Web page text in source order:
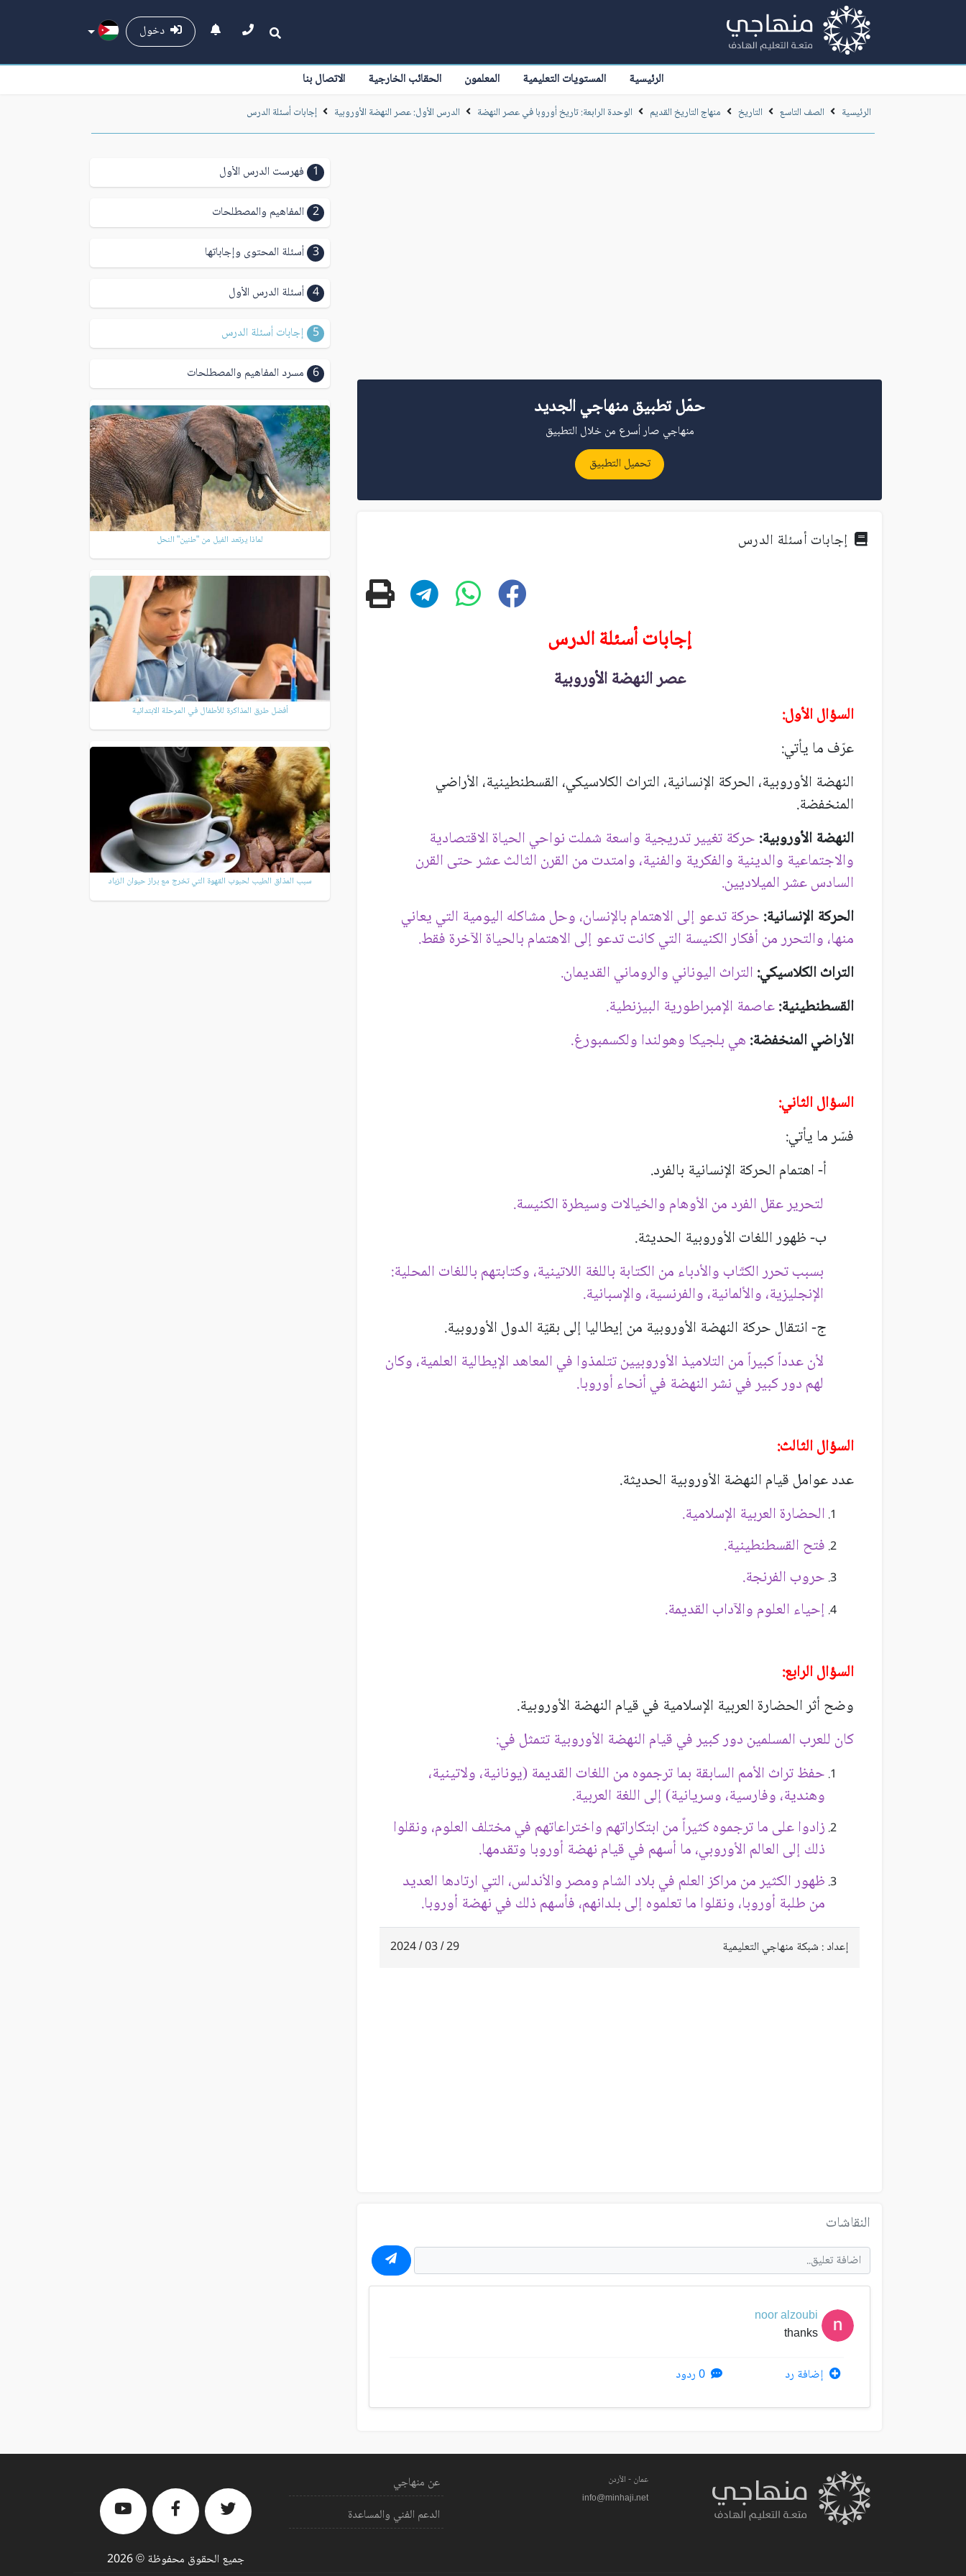
دخول
الرئيسية المستويات التعليمية المعلمون الحقائب الخارجية الاتصال بنا
الرئيسية الصف التاسع التاريخ منهاج التاريخ القديم الوحدة الرابعة: تاريخ أوروبا في عصر النهضة الدرس الأول: عصر النهضة الأوروبية إجابات أسئلة الدرس
حمّل تطبيق منهاجي الجديد
منهاجي صار أسرع من خلال التطبيق
تحميل التطبيق
إجابات أسئلة الدرس
إجابات أسئلة الدرس
عصر النهضة الأوروبية
السؤال الأول:
عرّف ما يأتي:
النهضة الأوروبية، الحركة الإنسانية، التراث الكلاسيكي، القسطنطينية، الأراضي
المنخفضة.
النهضة الأوروبية:حركة تغيير تدريجية واسعة شملت نواحي الحياة الاقتصادية
والاجتماعية والدينية والفكرية والفنية، وامتدت من القرن الثالث عشر حتى القرن
السادس عشر الميلاديين.
الحركة الإنسانية:حركة تدعو إلى الاهتمام بالإنسان، وحل مشاكله اليومية التي يعاني
منها، والتحرر من أفكار الكنيسة التي كانت تدعو إلى الاهتمام بالحياة الآخرة فقط.
التراث الكلاسيكي:التراث اليوناني والروماني القديمان.
القسطنطينية:عاصمة الإمبراطورية البيزنطية.
الأراضي المنخفضة:هي بلجيكا وهولندا ولكسمبورغ.
السؤال الثاني:
فسّر ما يأتي:
أ- اهتمام الحركة الإنسانية بالفرد.
لتحرير عقل الفرد من الأوهام والخيالات وسيطرة الكنيسة.
ب- ظهور اللغات الأوروبية الحديثة.
بسبب تحرر الكتّاب والأدباء من الكتابة باللغة اللاتينية، وكتابتهم باللغات المحلية:
الإنجليزية، والألمانية، والفرنسية، والإسبانية.
ج- انتقال حركة النهضة الأوروبية من إيطاليا إلى بقيّة الدول الأوروبية.
لأن عدداً كبيراً من التلاميذ الأوروبيين تتلمذوا في المعاهد الإيطالية العلمية، وكان
لهم دور كبير في نشر النهضة في أنحاء أوروبا.
السؤال الثالث:
عدد عوامل قيام النهضة الأوروبية الحديثة.
الحضارة العربية الإسلامية.
فتح القسطنطينية.
حروب الفرنجة.
إحياء العلوم والآداب القديمة.
السؤال الرابع:
وضح أثر الحضارة العربية الإسلامية في قيام النهضة الأوروبية.
كان للعرب المسلمين دور كبير في قيام النهضة الأوروبية تتمثل في:
حفظ تراث الأمم السابقة بما ترجموه من اللغات القديمة (يونانية، ولاتينية،
وهندية، وفارسية، وسريانية) إلى اللغة العربية.
زادوا على ما ترجموه كثيراً من ابتكاراتهم واختراعاتهم في مختلف العلوم، ونقلوا
ذلك إلى العالم الأوروبي، ما أسهم في قيام نهضة أوروبا وتقدمها.
ظهور الكثير من مراكز العلم في بلاد الشام ومصر والأندلس، التي ارتادها العديد
من طلبة أوروبا، ونقلوا ما تعلموه إلى بلدانهم، فأسهم ذلك في نهضة أوروبا.
إعداد : شبكة منهاجي التعليمية 29 / 03 / 2024
النقاشات
noor alzoubi
thanks
إضافة رد 0 ردود
1 فهرست الدرس الأول
2 المفاهيم والمصطلحات
3 أسئلة المحتوى وإجاباتها
4 أسئلة الدرس الأول
5 إجابات أسئلة الدرس
6 مسرد المفاهيم والمصطلحات
لماذا يرتعد الفيل من "طنين" النحل
أفضل طرق المذاكرة للأطفال في المرحلة الابتدائية
سبب المذاق الطيب لحبوب القهوة التي تخرج مع براز حيوان الزباد
عمان - الأردن
info@minhaji.net
عن منهاجي
الدعم الفني والمساعدة
جميع الحقوق محفوظة © 2026